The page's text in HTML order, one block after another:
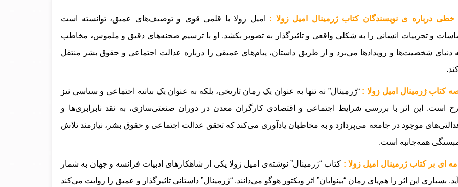
خطی درباره ی نویسندگان کتاب ژرمینال امیل زولا :
امیل زولا با قلمی قوی و توصیف‌های عمیق، توانسته است
و تجربیات انسانی را به شکلی واقعی و تاثیرگذار به تصویر بکشد. او با ترسیم صحنه‌های دقیق و ملموس، مخاطب
دنیای شخصیت‌ها و رویدادها می‌برد و از طریق داستان، پیام‌های عمیقی را درباره عدالت اجتماعی و حقوق بشر منتقل
کتاب ژرمینال امیل زولا : “ژرمینال” نه تنها به عنوان یک رمان تاریخی، بلکه به عنوان یک بیانیه اجتماعی و سیاسی نیز
است. این اثر با بررسی شرایط اجتماعی و اقتصادی کارگران معدن در دوران صنعتی‌سازی، به نقد نابرابری‌ها و
موجود در جامعه می‌پردازد و به مخاطبان یادآوری می‌کند که تحقق عدالت اجتماعی و حقوق بشر، نیازمند تلاش
همه‌جانبه است.
ای بر کتاب ژرمینال امیل زولا : کتاب “ژرمینال” نوشته‌ی امیل زولا یکی از شاهکارهای ادبیات فرانسه و جهان به شمار
بسیاری این اثر را هم‌پای رمان “بینوایان” اثر ویکتور هوگو می‌دانند. “ژرمینال” داستانی تاثیرگذار و عمیق را روایت می‌کند